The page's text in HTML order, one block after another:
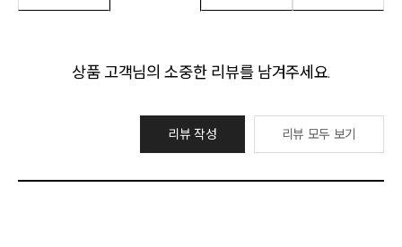
상품 고객님의 소중한 리뷰를 남겨주세요.
리뷰 작성 리뷰 모두 보기